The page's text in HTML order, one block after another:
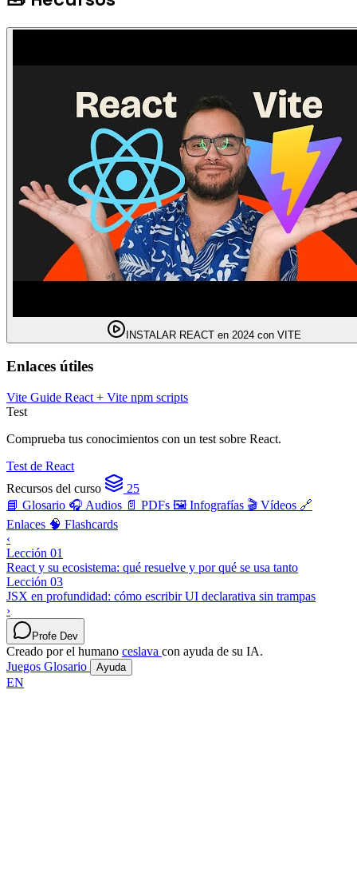
INSTALAR REACT en 2024 con VITE
Enlaces útiles
Vite Guide React + Vite npm scripts
Test
Comprueba tus conocimientos con un test sobre React.
Test de React
Recursos del curso
25
📘 Glosario 🎧 Audios 📄 PDFs 🖼️ Infografías 🎬 Vídeos 🔗
Enlaces 🧠 Flashcards
‹
Lección 01
React y su ecosistema: qué resuelve y por qué se usa tanto
Lección 03
JSX en profundidad: cómo escribir UI declarativa sin trampas
›
Profe Dev
Creado por el humano ceslava con ayuda de su IA.
Juegos Glosario Ayuda
EN